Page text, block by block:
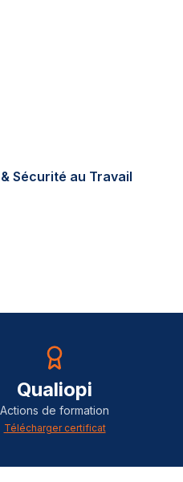
Sécurité au Travail
Qualiopi
Actions de formation
Télécharger certificat